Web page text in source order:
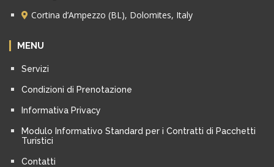
Cortina d’Ampezzo (BL), Dolomites, Italy
MENU
Servizi
Condizioni di Prenotazione
Informativa Privacy
Modulo Informativo Standard per i Contratti di Pacchetti
Turistici
Contatti